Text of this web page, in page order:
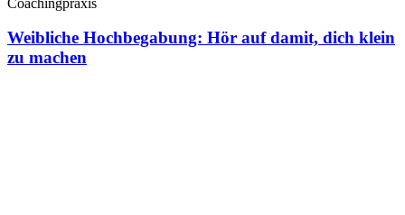
Weibliche Hochbegabung: Hör auf damit, dich klein
zu machen